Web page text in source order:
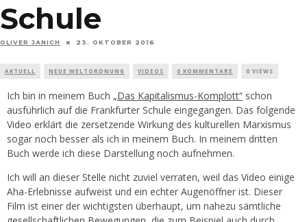
Schule
OLIVER JANICH 23. OKTOBER 2016
AKTUELL NEUE WELTORDNUNG VIDEOS 0 KOMMENTARE 0 VIEWS
Ich bin in meinem Buch „Das Kapitalismus-Komplott“ schon
ausführlich auf die Frankfurter Schule eingegangen. Das folgende
Video erklärt die zersetzende Wirkung des kulturellen Marxismus
sogar noch besser als ich in meinem Buch. In meinem dritten
Buch werde ich diese Darstellung noch aufnehmen.
Ich will an dieser Stelle nicht zuviel verraten, weil das Video einige
Aha-Erlebnisse aufweist und ein echter Augenöffner ist. Dieser
Film ist einer der wichtigsten überhaupt, um nahezu sämtliche